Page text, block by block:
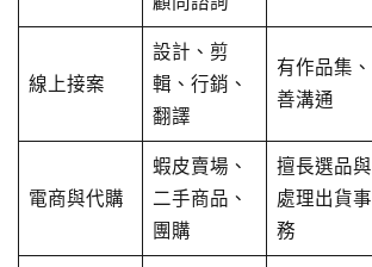
線上接案
設計、剪
輯、行銷、
翻譯
有作品集、
善溝通
電商與代購
蝦皮賣場、
二手商品、
團購
擅長選品與
處理出貨事
務